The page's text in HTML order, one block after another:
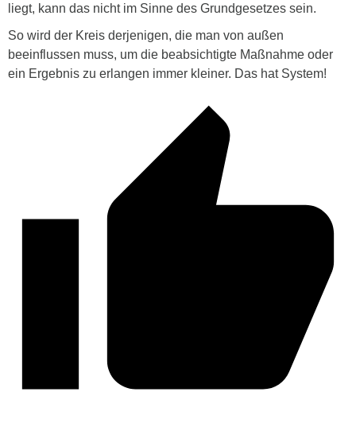
liegt, kann das nicht im Sinne des Grundgesetzes sein.
So wird der Kreis derjenigen, die man von außen
beeinflussen muss, um die beabsichtigte Maßnahme oder
ein Ergebnis zu erlangen immer kleiner. Das hat System!